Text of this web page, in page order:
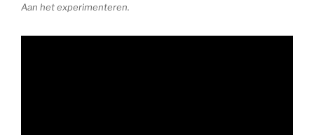
Aan het experimenteren.